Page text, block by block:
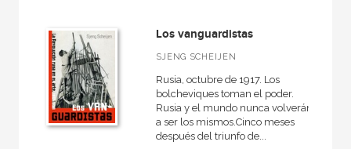
Los vanguardistas
SJENG SCHEIJEN
Rusia, octubre de 1917. Los
bolcheviques toman el poder.
Rusia y el mundo nunca volverán
a ser los mismos.Cinco meses
después del triunfo de...